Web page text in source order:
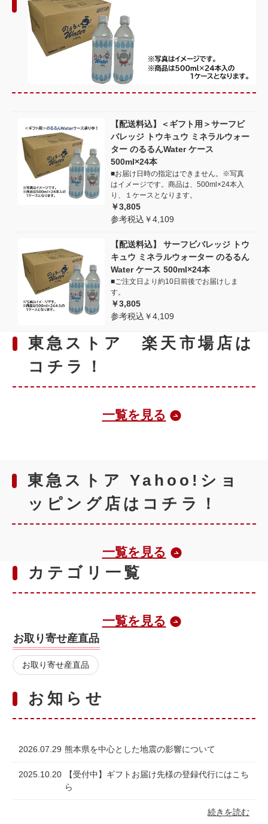
【配送料込】＜ギフト用＞サーフビ
バレッジ トウキュウ ミネラルウォー
ター のるるんWater ケース
500ml×24本
■お届け日時の指定はできません。※写真
はイメージです。商品は、500ml×24本入
り、１ケースとなります。
￥3,805
参考税込￥4,109
【配送料込】 サーフビバレッジ トウ
キュウ ミネラルウォーター のるるん
Water ケース 500ml×24本
■ご注文日より約10日前後でお届けしま
す。
￥3,805
参考税込￥4,109
東急ストア 楽天市場店は
コチラ！
一覧を見る
東急ストア Yahoo!ショ
ッピング店はコチラ！
一覧を見る
カテゴリ一覧
一覧を見る
お取り寄せ産直品
お取り寄せ産直品
お知らせ
2026.07.29 熊本県を中心とした地震の影響について
2025.10.20
【受付中】ギフトお届け先様の登録代行にはこち
ら
続きを読む